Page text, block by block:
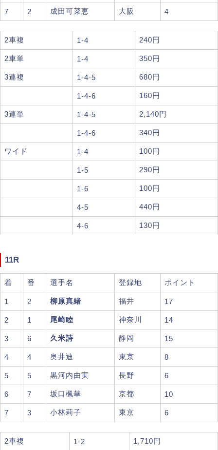
7 2 成田可菜恵 大阪 4
2車複 1-4 240円
2車単 1-4 350円
3連複 1-4-5 680円
1-4-6 160円
3連単 1-4-5 2,140円
1-4-6 340円
ワイド 1-4 100円
1-5 290円
1-6 100円
4-5 440円
4-6 130円
11R
着 番 選手名 登録地 ポイント
1 2 柳原真緒 福井 17
2 1 尾崎睦 神奈川 14
3 6 久米詩 静岡 15
4 4 奥井迪 東京 8
5 5 黒河内由実 長野 6
6 7 坂口楓華 京都 10
7 3 小林莉子 東京 6
2車複 1-2 1,710円